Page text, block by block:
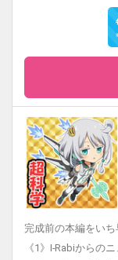
完成前の本編をい
《1》I-Rabiからの